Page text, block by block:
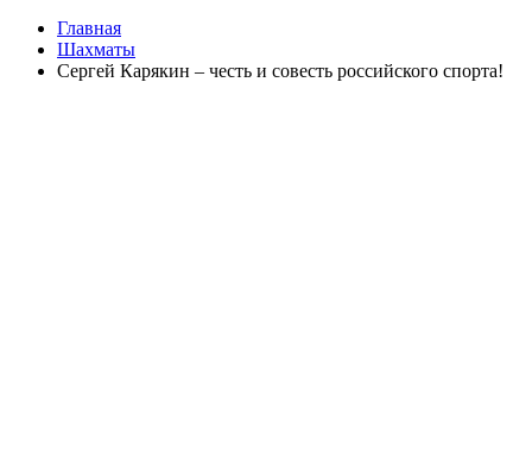
Главная
Шахматы
Сергей Карякин – честь и совесть российского спорта!